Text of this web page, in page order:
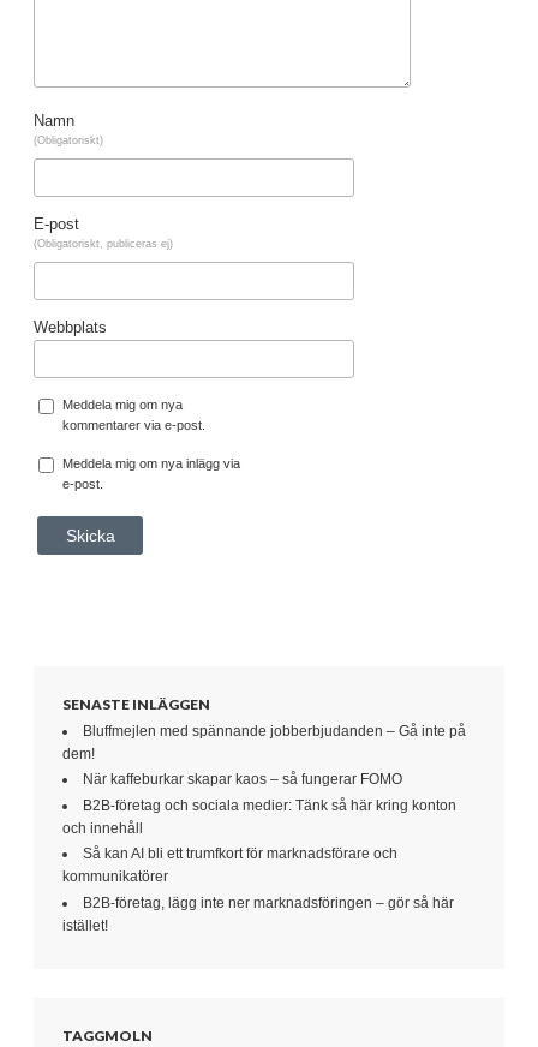
Namn
(Obligatoriskt)
E-post
(Obligatoriskt, publiceras ej)
Webbplats
Meddela mig om nya
kommentarer via e-post.
Meddela mig om nya inlägg via
e-post.
SENASTE INLÄGGEN
Bluffmejlen med spännande jobberbjudanden – Gå inte på
dem!
När kaffeburkar skapar kaos – så fungerar FOMO
B2B-företag och sociala medier: Tänk så här kring konton
och innehåll
Så kan AI bli ett trumfkort för marknadsförare och
kommunikatörer
B2B-företag, lägg inte ner marknadsföringen – gör så här
istället!
TAGGMOLN